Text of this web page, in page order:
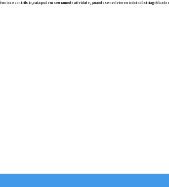
e contribuir, cada qual em seu ramo de atividade, para o desenvolvimento da indústria gráfica do